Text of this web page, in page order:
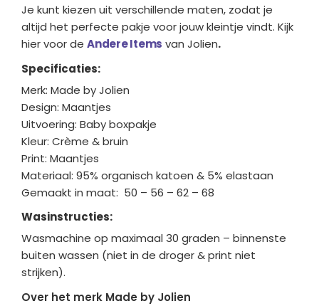
Je kunt kiezen uit verschillende maten, zodat je
altijd het perfecte pakje voor jouw kleintje vindt. Kijk
hier voor de Andere Items van Jolien.
Specificaties:
Merk: Made by Jolien
Design: Maantjes
Uitvoering: Baby boxpakje
Kleur: Crème & bruin
Print: Maantjes
Materiaal: 95% organisch katoen & 5% elastaan
Gemaakt in maat: 50 – 56 – 62 – 68
Wasinstructies:
Wasmachine op maximaal 30 graden – binnenste
buiten wassen (niet in de droger & print niet
strijken).
Over het merk Made by Jolien